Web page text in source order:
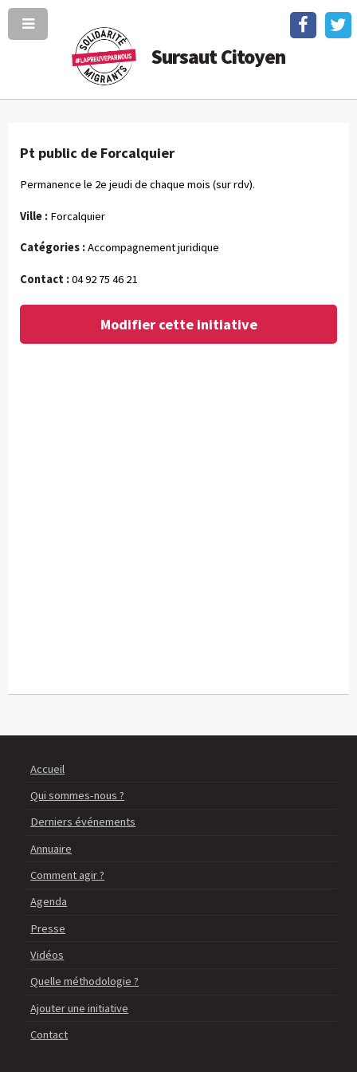
Sursaut Citoyen
Pt public de Forcalquier
Permanence le 2e jeudi de chaque mois (sur rdv).
Ville : Forcalquier
Catégories :Accompagnement juridique
Contact :04 92 75 46 21
Modifier cette initiative
Accueil
Qui sommes-nous ?
Derniers événements
Annuaire
Comment agir ?
Agenda
Presse
Vidéos
Quelle méthodologie ?
Ajouter une initiative
Contact